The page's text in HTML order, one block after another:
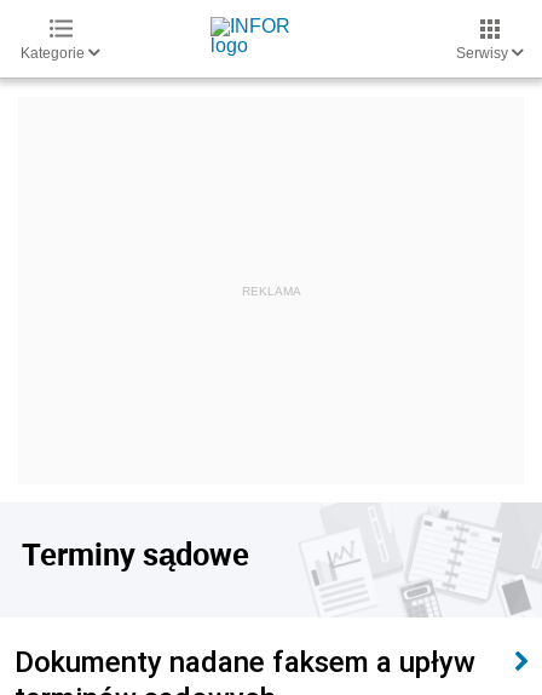
Kategorie Serwisy
Terminy sądowe
Dokumenty nadane faksem a upływ